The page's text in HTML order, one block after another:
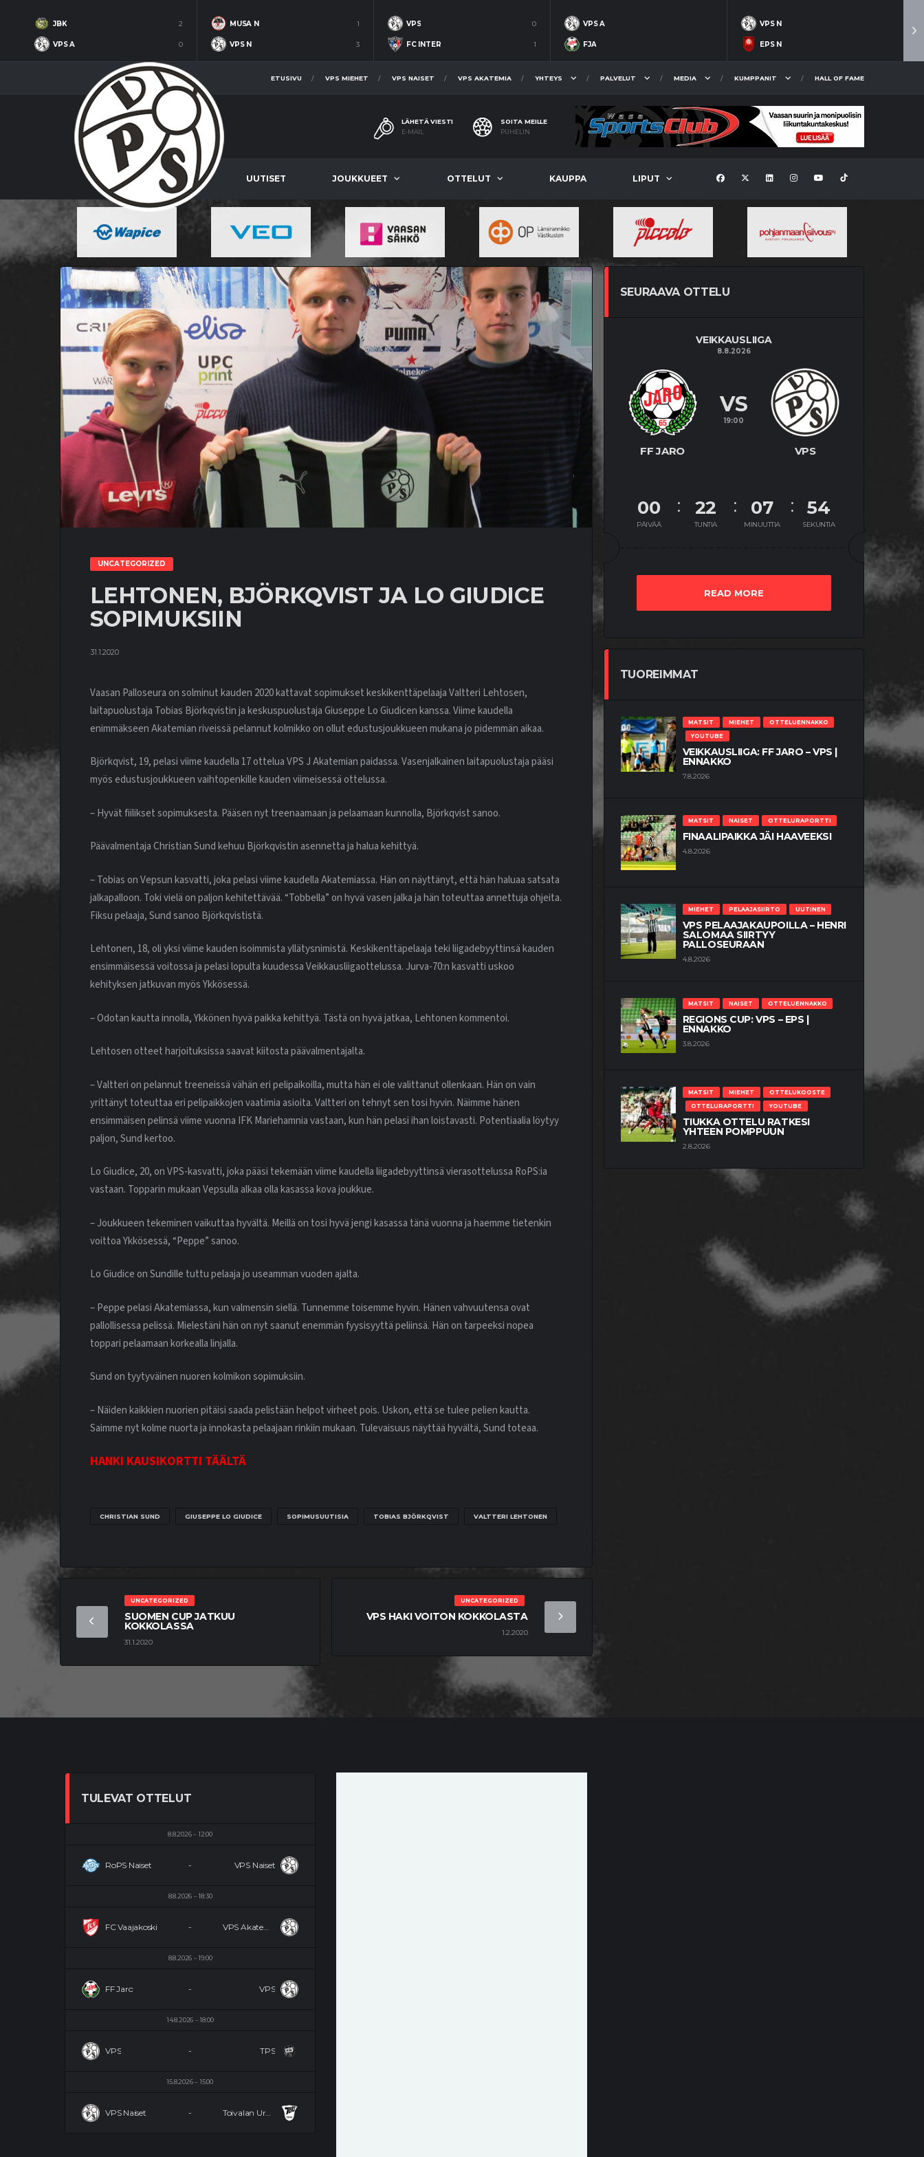
JBK 2
VPS A 0
MUSA N 1
VPS N 3
VPS 0
FC INTER 1
VPS A
FJA
VPS N
EPS N
ETUSIVU VPS MIEHET VPS NAISET VPS AKATEMIA YHTEYS PALVELUT MEDIA KUMPPANIT HALL OF FAME
LÄHETÄ VIESTI
E-MAIL
SOITA MEILLE
PUHELIN
UUTISET JOUKKUEET OTTELUT KAUPPA LIPUT
UNCATEGORIZED
LEHTONEN, BJÖRKQVIST JA LO GIUDICE
SOPIMUKSIIN
31.1.2020
Vaasan Palloseura on solminut kauden 2020 kattavat sopimukset keskikenttäpelaaja Valtteri Lehtosen,
laitapuolustaja Tobias Björkqvistin ja keskuspuolustaja Giuseppe Lo Giudicen kanssa. Viime kaudella
enimmäkseen Akatemian riveissä pelannut kolmikko on ollut edustusjoukkueen mukana jo pidemmän aikaa.
Björkqvist, 19, pelasi viime kaudella 17 ottelua VPS J Akatemian paidassa. Vasenjalkainen laitapuolustaja pääsi
myös edustusjoukkueen vaihtopenkille kauden viimeisessä ottelussa.
– Hyvät fiilikset sopimuksesta. Pääsen nyt treenaamaan ja pelaamaan kunnolla, Björkqvist sanoo.
Päävalmentaja Christian Sund kehuu Björkqvistin asennetta ja halua kehittyä.
– Tobias on Vepsun kasvatti, joka pelasi viime kaudella Akatemiassa. Hän on näyttänyt, että hän haluaa satsata
jalkapalloon. Toki vielä on paljon kehitettävää. “Tobbella” on hyvä vasen jalka ja hän toteuttaa annettuja ohjeita.
Fiksu pelaaja, Sund sanoo Björkqvististä.
Lehtonen, 18, oli yksi viime kauden isoimmista yllätysnimistä. Keskikenttäpelaaja teki liigadebyyttinsä kauden
ensimmäisessä voitossa ja pelasi lopulta kuudessa Veikkausliigaottelussa. Jurva-70:n kasvatti uskoo
kehityksen jatkuvan myös Ykkösessä.
– Odotan kautta innolla, Ykkönen hyvä paikka kehittyä. Tästä on hyvä jatkaa, Lehtonen kommentoi.
Lehtosen otteet harjoituksissa saavat kiitosta päävalmentajalta.
– Valtteri on pelannut treeneissä vähän eri pelipaikoilla, mutta hän ei ole valittanut ollenkaan. Hän on vain
yrittänyt toteuttaa eri pelipaikkojen vaatimia asioita. Valtteri on tehnyt sen tosi hyvin. Näimme hänen
ensimmäisen pelinsä viime vuonna IFK Mariehamnia vastaan, kun hän pelasi ihan loistavasti. Potentiaalia löytyy
paljon, Sund kertoo.
Lo Giudice, 20, on VPS-kasvatti, joka pääsi tekemään viime kaudella liigadebyyttinsä vierasottelussa RoPS:ia
vastaan. Topparin mukaan Vepsulla alkaa olla kasassa kova joukkue.
– Joukkueen tekeminen vaikuttaa hyvältä. Meillä on tosi hyvä jengi kasassa tänä vuonna ja haemme tietenkin
voittoa Ykkösessä, “Peppe” sanoo.
Lo Giudice on Sundille tuttu pelaaja jo useamman vuoden ajalta.
– Peppe pelasi Akatemiassa, kun valmensin siellä. Tunnemme toisemme hyvin. Hänen vahvuutensa ovat
pallollisessa pelissä. Mielestäni hän on nyt saanut enemmän fyysisyyttä peliinsä. Hän on tarpeeksi nopea
toppari pelaamaan korkealla linjalla.
Sund on tyytyväinen nuoren kolmikon sopimuksiin.
– Näiden kaikkien nuorien pitäisi saada pelistään helpot virheet pois. Uskon, että se tulee pelien kautta.
Saimme nyt kolme nuorta ja innokasta pelaajaan rinkiin mukaan. Tulevaisuus näyttää hyvältä, Sund toteaa.
HANKI KAUSIKORTTI TÄÄLTÄ
CHRISTIAN SUND GIUSEPPE LO GIUDICE SOPIMUSUUTISIA TOBIAS BJÖRKQVIST VALTTERI LEHTONEN
UNCATEGORIZED
SUOMEN CUP JATKUU
KOKKOLASSA
31.1.2020
UNCATEGORIZED
VPS HAKI VOITON KOKKOLASTA
1.2.2020
SEURAAVA OTTELU
VEIKKAUSLIIGA
8.8.2026
FF JARO VPS
VS
19:00
00
PÄIVÄÄ
22
TUNTIA
07
MINUUTTIA
53
SEKUNTIA
READ MORE
TUOREIMMAT
MATSIT MIEHET
OTTELUENNAKKO
YOUTUBE
VEIKKAUSLIIGA: FF JARO – VPS |
ENNAKKO
7.8.2026
MATSIT NAISET OTTELURAPORTTI
FINAALIPAIKKA JÄI HAAVEEKSI
4.8.2026
MIEHET PELAAJASIIRTO UUTINEN
VPS PELAAJAKAUPOILLA – HENRI
SALOMAA SIIRTYY
PALLOSEURAAN
4.8.2026
MATSIT NAISET OTTELUENNAKKO
REGIONS CUP: VPS – EPS |
ENNAKKO
3.8.2026
MATSIT MIEHET
OTTELUKOOSTE
OTTELURAPORTTI
YOUTUBE
TIUKKA OTTELU RATKESI
YHTEEN POMPPUUN
2.8.2026
TULEVAT OTTELUT
8.8.2026 12:00
RoPS Naiset VPS Naiset
-
8.8.2026 18:30
FC Vaajakoski VPS Akatemia
-
8.8.2026 19:00
FF Jaro VPS
-
14.8.2026 18:00
VPS TPS
-
15.8.2026 15:00
VPS Naiset Toivalan Urheilijat Naiset
-